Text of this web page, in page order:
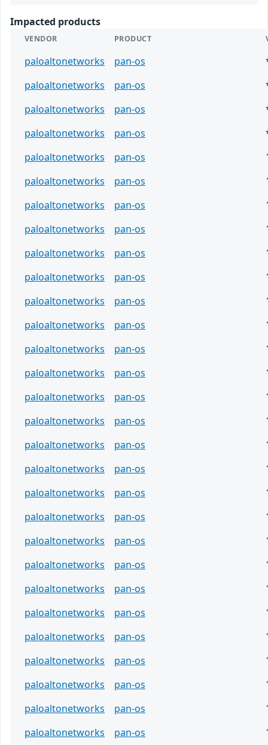
Impacted products
VENDOR PRODUCT
paloaltonetworks pan-os
paloaltonetworks
pan-os
paloaltonetworks
pan-os
paloaltonetworks
pan-os
paloaltonetworks
pan-os
paloaltonetworks
pan-os
paloaltonetworks
pan-os
paloaltonetworks
pan-os
paloaltonetworks
pan-os
paloaltonetworks
pan-os
paloaltonetworks
pan-os
paloaltonetworks
pan-os
paloaltonetworks
pan-os
paloaltonetworks
pan-os
paloaltonetworks
pan-os
paloaltonetworks
pan-os
paloaltonetworks
pan-os
paloaltonetworks
pan-os
paloaltonetworks
pan-os
paloaltonetworks
pan-os
paloaltonetworks
pan-os
paloaltonetworks
pan-os
paloaltonetworks
pan-os
paloaltonetworks
pan-os
paloaltonetworks
pan-os
paloaltonetworks
pan-os
paloaltonetworks
pan-os
paloaltonetworks
pan-os
paloaltonetworks
pan-os